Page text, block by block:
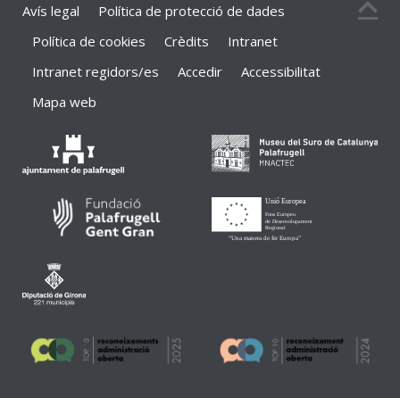
Avís legal
Política de protecció de dades
Política de cookies
Crèdits
Intranet
Intranet regidors/es
Accedir
Accessibilitat
Mapa web